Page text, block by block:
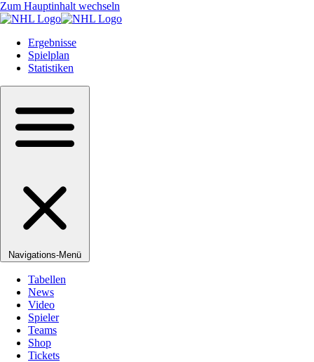
Zum Hauptinhalt wechseln
Ergebnisse
Spielplan
Statistiken
Navigations-Menü
Tabellen
News
Video
Spieler
Teams
Shop
Tickets